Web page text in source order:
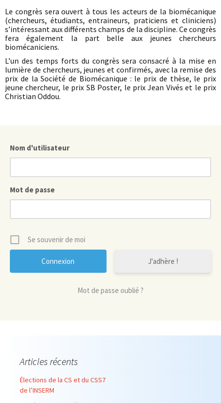
Le congrès sera ouvert à tous les acteurs de la biomécanique
(chercheurs, étudiants, entraineurs, praticiens et cliniciens)
s’intéressant aux différents champs de la discipline. Ce congrès
fera également la part belle aux jeunes chercheurs
biomécaniciens.
L’un des temps forts du congrès sera consacré à la mise en
lumière de chercheurs, jeunes et confirmés, avec la remise des
prix de la Société de Biomécanique : le prix de thèse, le prix
jeune chercheur, le prix SB Poster, le prix Jean Vivés et le prix
Christian Oddou.
Nom d'utilisateur
Mot de passe
Se souvenir de moi
J'adhère !
Mot de passe oublié ?
Articles récents
Élections de la CS et du CSS7
de l’INSERM